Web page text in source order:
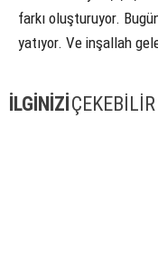
farkı oluşturuyor.
yatıyor. Ve inşallah
İLGİNİZİÇEKEBİLİR